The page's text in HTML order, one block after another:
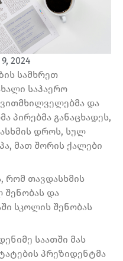
2024
სამხრეთ
საჰაერო
და
პირებმა განაცხადეს,
დროს, სულ
მათ შორის ქალები
რომ თავდასხმის
შენობას და
სკოლის შენობას
საათში მას
პრეზიდენტმა